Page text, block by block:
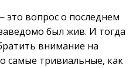
это вопрос о последнем
был жив. И тогда
внимание на
самые тривиальные, как